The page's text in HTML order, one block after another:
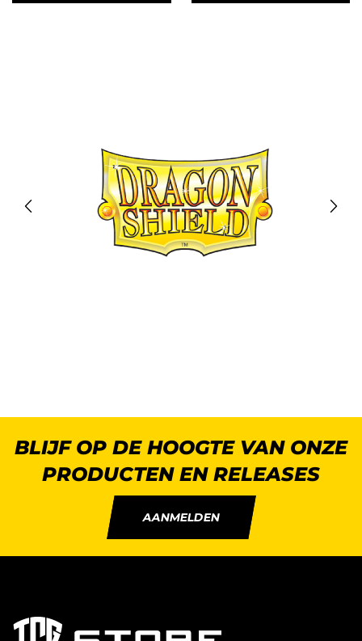
BLIJF OP DE HOOGTE VAN ONZE
PRODUCTEN EN RELEASES
AANMELDEN